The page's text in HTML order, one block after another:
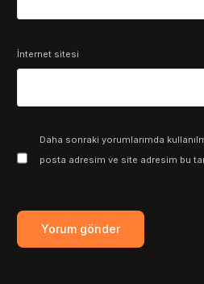
İnternet sitesi
Daha sonraki yorumlarımda
posta adresim ve site adresim bu